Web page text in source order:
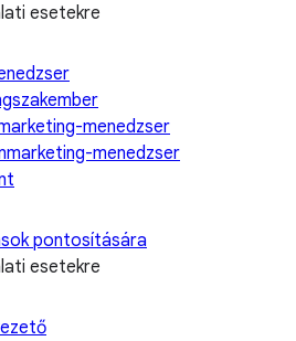
esetekre
menedzser
menedzser
pontosítására
esetekre